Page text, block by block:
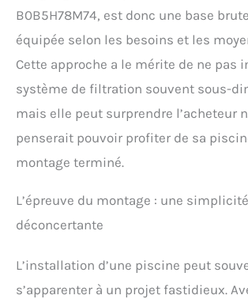
B0B5H78M74, est donc une base
équipée selon les besoins et les
Cette approche a le mérite de ne pas
système de filtration souvent sous-
mais elle peut surprendre l’acheteur
penserait pouvoir profiter de sa
montage terminé.
L’épreuve du montage : une simplicité
déconcertante
L’installation d’une piscine peut
s’apparenter à un projet fastidieux.